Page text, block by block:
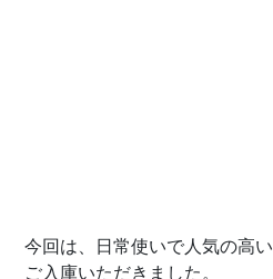
今回は、日常使いで人気の高い
ご入庫いただきました。